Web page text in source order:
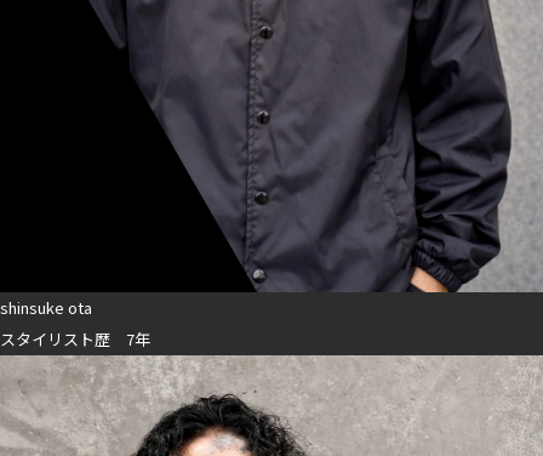
shinsuke ota
スタイリスト歴 7年